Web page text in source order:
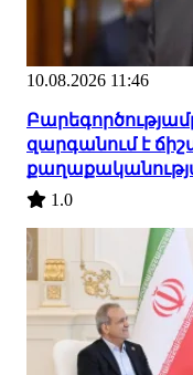
10.08.2026 11:46
զարգանում է
1.0